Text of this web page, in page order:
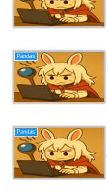
Pandas
Pandas